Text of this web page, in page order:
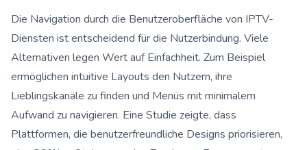
Die Navigation durch die Benutzeroberfläche von IPTV-
Diensten ist entscheidend für die Nutzerbindung. Viele
Alternativen legen Wert auf Einfachheit. Zum Beispiel
ermöglichen intuitive Layouts den Nutzern, ihre
Lieblingskanäle zu finden und Menüs mit minimalem
Aufwand zu navigieren. Eine Studie zeigte, dass
Plattformen, die benutzerfreundliche Designs priorisieren,